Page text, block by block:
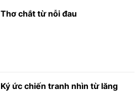
Thơ chắt từ nỗi đau
Ký ức chiến tranh nhìn từ lăng